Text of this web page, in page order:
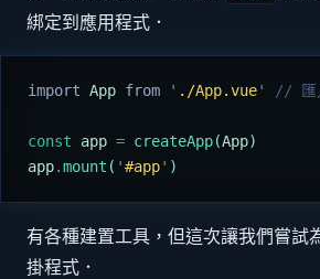
綁定到應用程式．
import App from ' ./App.vue' // 匯
const app = createApp(App)
app.mount ( '#app' )
有各種建置工具，但這次讓我們嘗試
掛程式．